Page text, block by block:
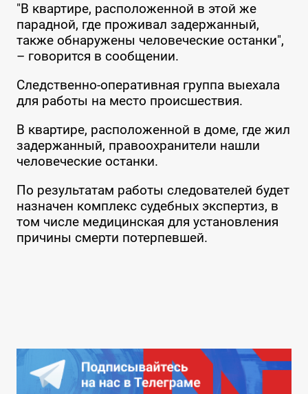
"В квартире, расположенной в этой же
парадной, где проживал задержанный,
также обнаружены человеческие останки",
– говорится в сообщении.
Следственно-оперативная группа выехала
для работы на место происшествия.
В квартире, расположенной в доме, где жил
задержанный, правоохранители нашли
человеческие останки.
По результатам работы следователей будет
назначен комплекс судебных экспертиз, в
том числе медицинская для установления
причины смерти потерпевшей.